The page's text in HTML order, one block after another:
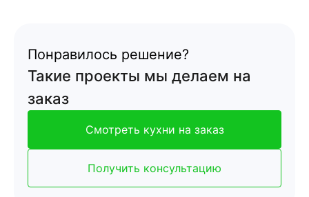
Понравилось решение?
Такие проекты мы делаем на
заказ
Смотреть кухни на заказ
Получить консультацию